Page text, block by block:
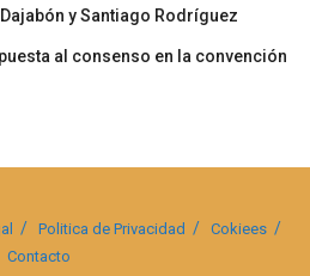
y Santiago Rodríguez
al consenso en la convención
Politica de Privacidad
Cokiees
Contacto